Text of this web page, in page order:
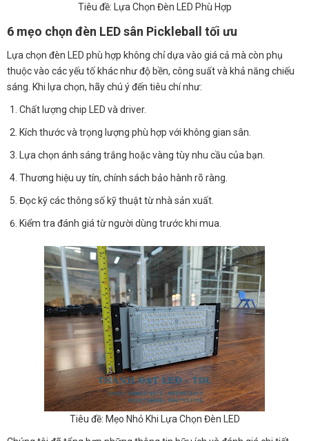
Tiêu đề: Lựa Chọn Đèn LED Phù Hợp
6 mẹo chọn đèn LED sân Pickleball tối ưu
Lựa chọn đèn LED phù hợp không chỉ dựa vào giá cả mà còn phụ
thuộc vào các yếu tố khác như độ bền, công suất và khả năng chiếu
sáng. Khi lựa chọn, hãy chú ý đến tiêu chí như:
Chất lượng chip LED và driver.
Kích thước và trọng lượng phù hợp với không gian sân.
Lựa chọn ánh sáng trắng hoặc vàng tùy nhu cầu của bạn.
Thương hiệu uy tín, chính sách bảo hành rõ ràng.
Đọc kỹ các thông số kỹ thuật từ nhà sản xuất.
Kiểm tra đánh giá từ người dùng trước khi mua.
Tiêu đề: Mẹo Nhỏ Khi Lựa Chọn Đèn LED